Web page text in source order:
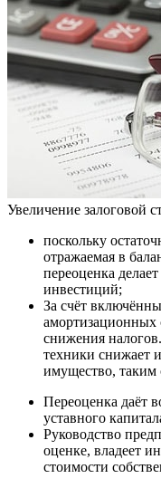
Увеличение залоговой
поскольку
отражаемая в
переоценка
инвестиций;
За счёт
амортизационных
снижения
техники снижает
имущество, таким
Переоценка даёт
уставного
Руководство
оценке, владеет
стоимости